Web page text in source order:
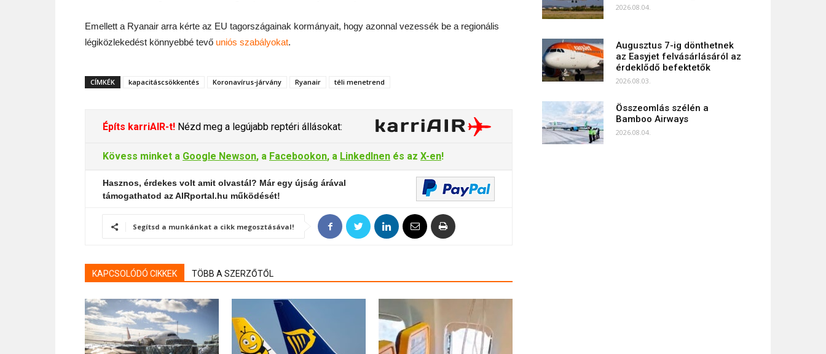
Emellett a Ryanair arra kérte az EU tagországainak kormányait, hogy azonnal vezessék be a regionális
légiközlekedést könnyebbé tevő uniós szabályokat.
CÍMKÉK kapacitáscsökkentés Koronavírus-járvány Ryanair téli menetrend
Építs karriAIR-t! Nézd meg a legújabb reptéri állásokat:
Kövess minket a Google Newson, a Facebookon, a LinkedInen és az X-en!
Hasznos, érdekes volt amit olvastál? Már egy újság árával
támogathatod az AIRportal.hu működését!
Segítsd a munkánkat a cikk megosztásával!
KAPCSOLÓDÓ CIKKEK TÖBB A SZERZŐTŐL
2026.08.04.
Augusztus 7-ig dönthetnek
az Easyjet felvásárlásáról az
érdeklődő befektetők
2026.08.03.
Összeomlás szélén a
Bamboo Airways
2026.08.04.